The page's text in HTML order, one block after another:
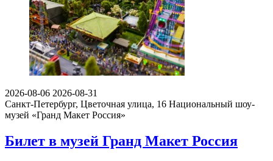
2026-08-06 2026-08-31
Санкт-Петербург, Цветочная улица, 16 Национальный шоу-
музей «Гранд Макет Россия»
Билет в музей Гранд Макет Россия